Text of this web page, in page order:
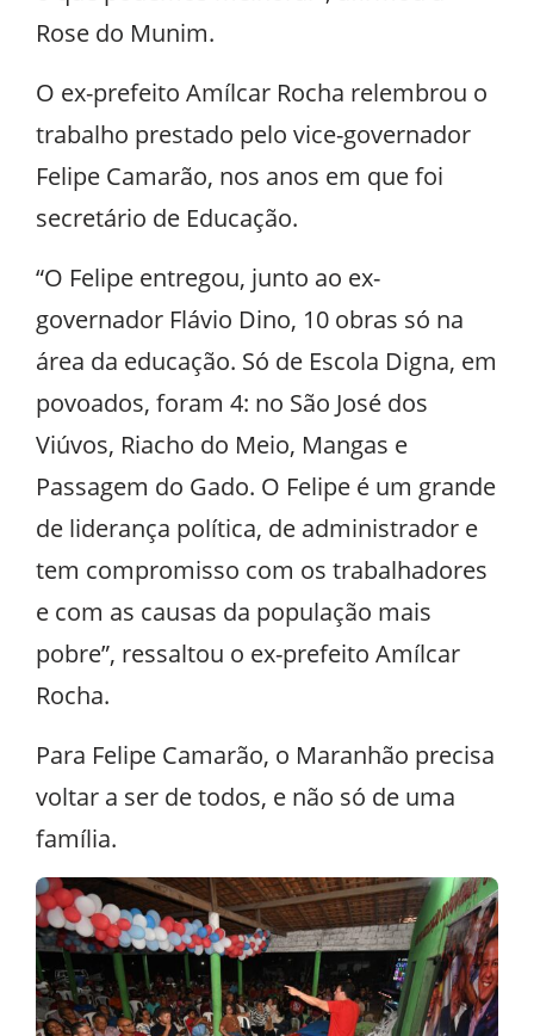
Rose do Munim.
O ex-prefeito Amílcar Rocha relembrou o
trabalho prestado pelo vice-governador
Felipe Camarão, nos anos em que foi
secretário de Educação.
“O Felipe entregou, junto ao ex-
governador Flávio Dino, 10 obras só na
área da educação. Só de Escola Digna, em
povoados, foram 4: no São José dos
Viúvos, Riacho do Meio, Mangas e
Passagem do Gado. O Felipe é um grande
de liderança política, de administrador e
tem compromisso com os trabalhadores
e com as causas da população mais
pobre”, ressaltou o ex-prefeito Amílcar
Rocha.
Para Felipe Camarão, o Maranhão precisa
voltar a ser de todos, e não só de uma
família.